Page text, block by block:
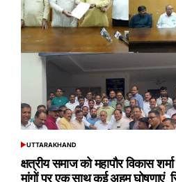
POSTED
UTTARAKHAND
क्षत्रीय समाज को महापौर विकास
मांगों पर एक साथ कई अहम घोषणाएं